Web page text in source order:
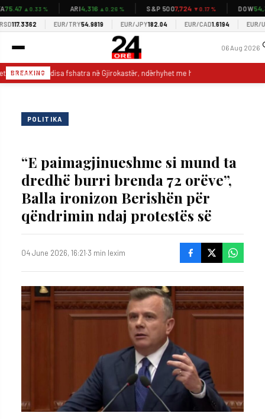
▲0.33 % ARI4,316▲0.26 % S&P 5007,724▼0.17 % DOW
117.3362 EUR/TRY54.9819 EUR/JPY182.04 EUR/CAD1.6194 EUR/USD
06 Aug 2026
BREAKING
përhapen në disa fshatra në Gjirokastër, ndërhyhet me helikopter për shuarjen
POLITIKA
“E paimagjinueshme si mund ta
dredhë burri brenda 72 orëve”,
Balla ironizon Berishën për
qëndrimin ndaj protestës së
04 June 2026, 16:21·3 min lexim